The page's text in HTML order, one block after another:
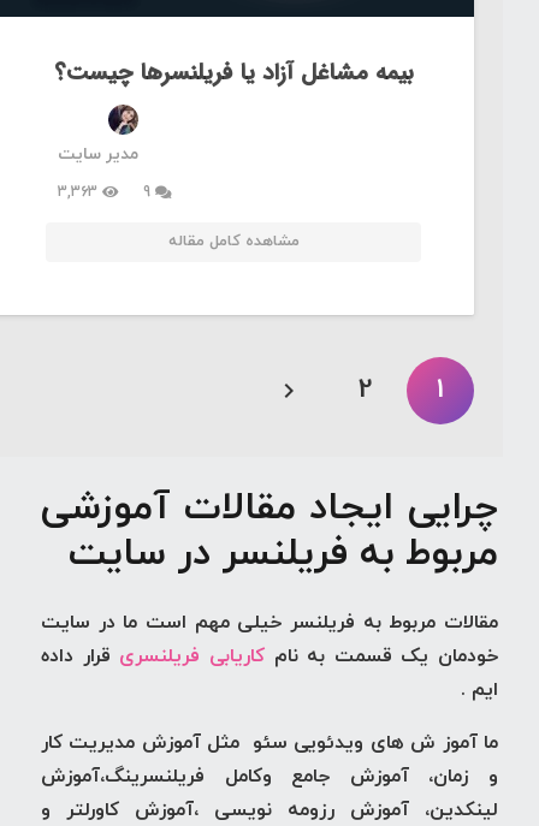
بیمه مشاغل آزاد یا فریلنسرها چیست؟
مدیر سایت
9دیدگاه 3,363
مشاهده کامل مقاله
1
2
چرایی ایجاد مقالات آموزشی
مربوط به فریلنسر در سایت
مقالات مربوط به فریلنسر خیلی مهم است ما در سایت
خودمان یک قسمت به نامکاریابی فریلنسری قرار داده
ایم .
ما آموز ش های ویدئویی سئو مثل آموزش مدیریت کار
و زمان، آموزش جامع وکامل فریلنسرینگ،آموزش
لینکدین، آموزش رزومه نویسی ،آموزش کاورلتر و